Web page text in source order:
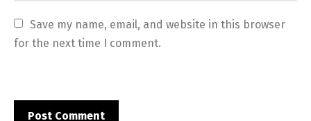
Save my name, email, and website in this browser
for the next time I comment.